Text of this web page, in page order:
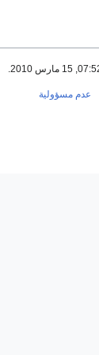
عدم مسؤولية